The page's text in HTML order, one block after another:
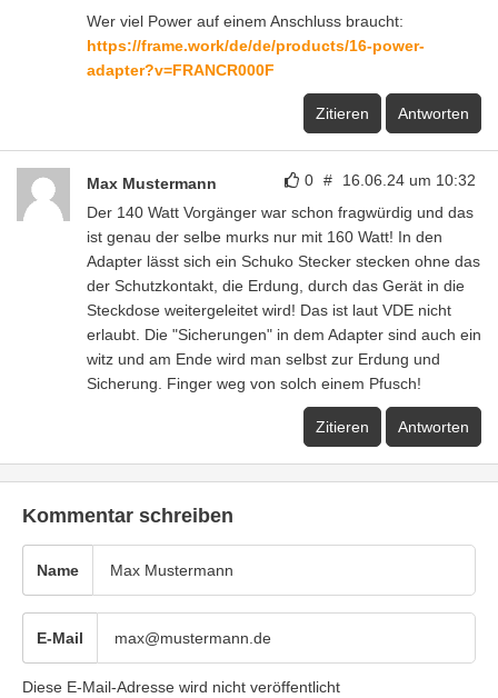
Wer viel Power auf einem Anschluss braucht:
https://frame.work/de/de/products/16-power-
adapter?v=FRANCR000F
Zitieren Antworten
0 # 16.06.24 um 10:32
Max Mustermann
Der 140 Watt Vorgänger war schon fragwürdig und das
ist genau der selbe murks nur mit 160 Watt! In den
Adapter lässt sich ein Schuko Stecker stecken ohne das
der Schutzkontakt, die Erdung, durch das Gerät in die
Steckdose weitergeleitet wird! Das ist laut VDE nicht
erlaubt. Die "Sicherungen" in dem Adapter sind auch ein
witz und am Ende wird man selbst zur Erdung und
Sicherung. Finger weg von solch einem Pfusch!
Zitieren Antworten
Kommentar schreiben
Name
E-Mail
Diese E-Mail-Adresse wird nicht veröffentlicht